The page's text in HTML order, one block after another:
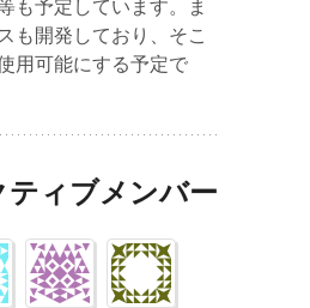
も予定しています。ま
も開発しており、そこ
用可能にする予定で
ティブメンバー